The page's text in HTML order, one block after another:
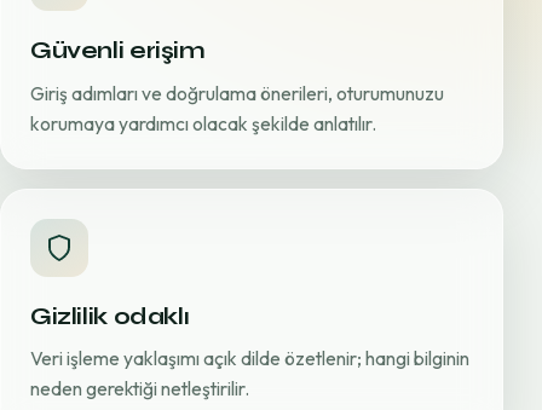
Güvenli erişim
Giriş adımları ve doğrulama önerileri, oturumunuzu
korumaya yardımcı olacak şekilde anlatılır.
Gizlilik odaklı
Veri işleme yaklaşımı açık dilde özetlenir; hangi bilginin
neden gerektiği netleştirilir.